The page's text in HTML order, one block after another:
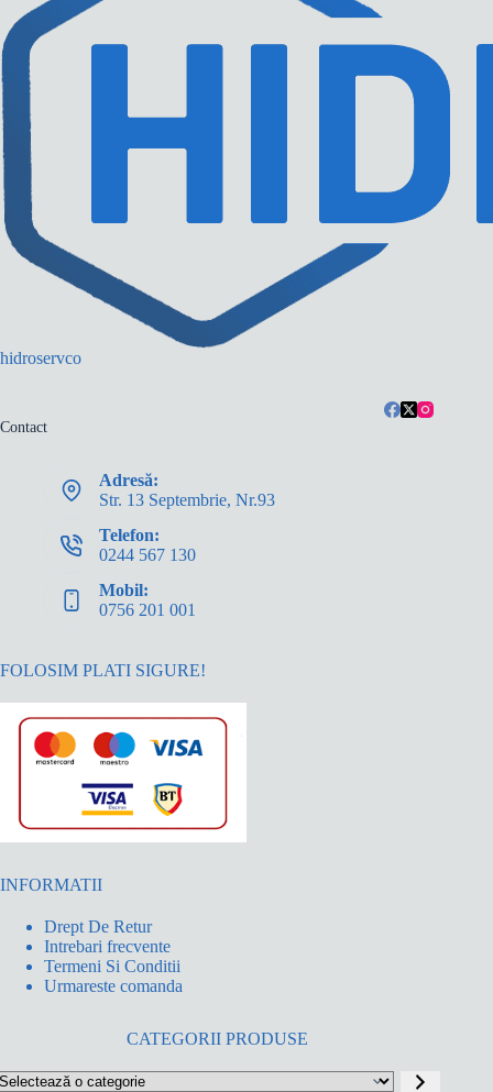
hidroservco
Contact
Adresă:
Str. 13 Septembrie, Nr.93
Telefon:
0244 567 130
Mobil:
0756 201 001
FOLOSIM PLATI SIGURE!
INFORMATII
Drept De Retur
Intrebari frecvente
Termeni Si Conditii
Urmareste comanda
CATEGORII PRODUSE